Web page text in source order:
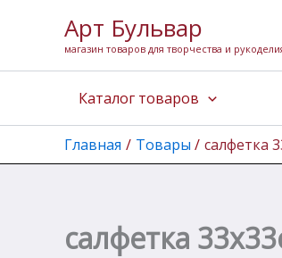
содержимому
Арт Бульвар
магазин товаров для творчества и
Каталог товаров
Главная Товары салфетка
салфетка
товара
салфетка
33х33см
церемония"